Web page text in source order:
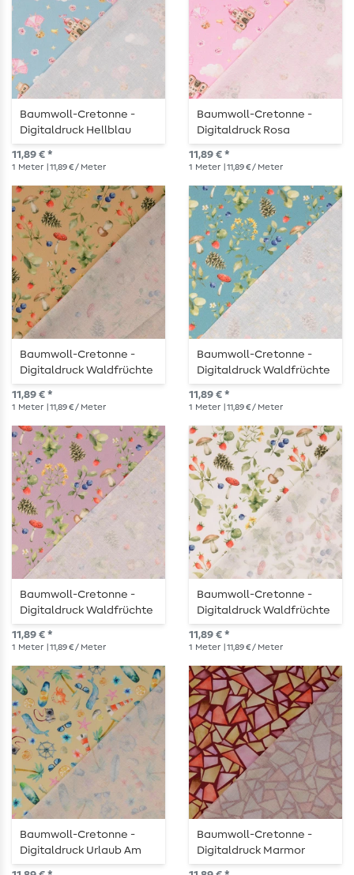
Baumwoll-Cretonne -
Digitaldruck Hellblau
11,89 € *
1 Meter | 11,89 € / Meter
Baumwoll-Cretonne -
Digitaldruck Rosa
11,89 € *
1 Meter | 11,89 € / Meter
Baumwoll-Cretonne -
Digitaldruck Waldfrüchte
Beige
11,89 € *
1 Meter | 11,89 € / Meter
Baumwoll-Cretonne -
Digitaldruck Waldfrüchte
Blau
11,89 € *
1 Meter | 11,89 € / Meter
Baumwoll-Cretonne -
Digitaldruck Waldfrüchte
Lila
11,89 € *
1 Meter | 11,89 € / Meter
Baumwoll-Cretonne -
Digitaldruck Waldfrüchte
Weiß
11,89 € *
1 Meter | 11,89 € / Meter
Baumwoll-Cretonne -
Digitaldruck Urlaub Am
Meer Sand
Baumwoll-Cretonne -
Digitaldruck Marmor
Bordeaux